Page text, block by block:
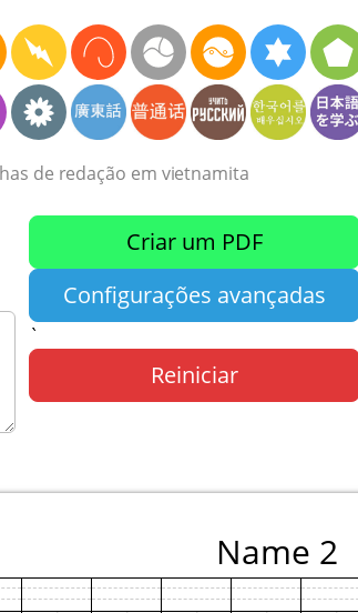
de redação em vietnamita
Criar um PDF
Configurações avançadas
`
Reiniciar
Name 2